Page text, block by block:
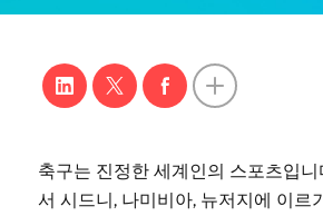
축구는 진정한 세계인의 스포츠입
서 시드니, 나미비아, 뉴저지에 이르